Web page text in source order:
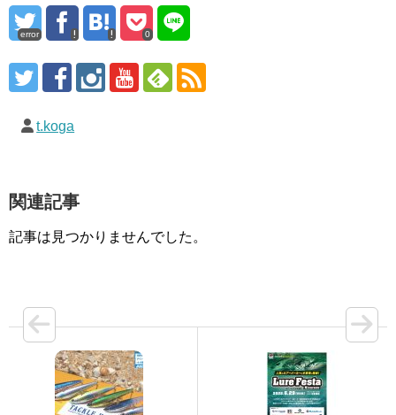
error 0
t.koga
関連記事
記事は見つかりませんでした。